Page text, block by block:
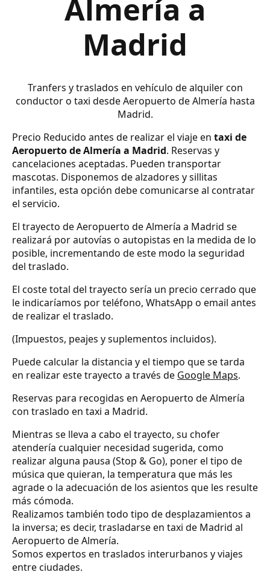
Almería a
Madrid
Tranfers y traslados en vehículo de alquiler con
conductor o taxi desde Aeropuerto de Almería hasta
Madrid.
Precio Reducido antes de realizar el viaje en taxi de
Aeropuerto de Almería a Madrid. Reservas y
cancelaciones aceptadas. Pueden transportar
mascotas. Disponemos de alzadores y sillitas
infantiles, esta opción debe comunicarse al contratar
el servicio.
El trayecto de Aeropuerto de Almería a Madrid se
realizará por autovías o autopistas en la medida de lo
posible, incrementando de este modo la seguridad
del traslado.
El coste total del trayecto sería un precio cerrado que
le indicaríamos por teléfono, WhatsApp o email antes
de realizar el traslado.
(Impuestos, peajes y suplementos incluidos).
Puede calcular la distancia y el tiempo que se tarda
en realizar este trayecto a través de Google Maps.
Reservas para recogidas en Aeropuerto de Almería
con traslado en taxi a Madrid.
Mientras se lleva a cabo el trayecto, su chofer
atendería cualquier necesidad sugerida, como
realizar alguna pausa (Stop & Go), poner el tipo de
música que quieran, la temperatura que más les
agrade o la adecuación de los asientos que les resulte
más cómoda.
Realizamos también todo tipo de desplazamientos a
la inversa; es decir, trasladarse en taxi de Madrid al
Aeropuerto de Almería.
Somos expertos en traslados interurbanos y viajes
entre ciudades.